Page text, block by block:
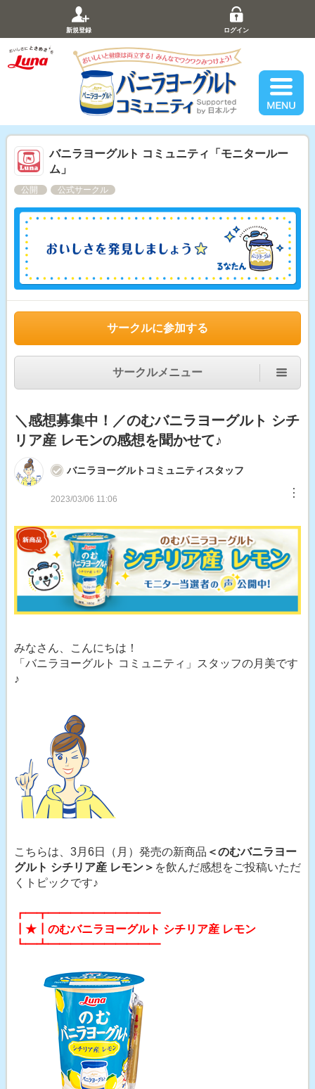
新規登録 ログイン
バニラヨーグルト コミュニティ「モニタールー
ム」
公開 公式サークル
サークルに参加する
サークルメニュー
＼感想募集中！／のむバニラヨーグルト シチ
リア産 レモンの感想を聞かせて♪
バニラヨーグルトコミュニティスタッフ
2023/03/06 11:06 ︙
みなさん、こんにちは！
「バニラヨーグルト コミュニティ」スタッフの月美です
♪
こちらは、3月6日（月）発売の新商品 ＜のむバニラヨー
グルト シチリア産 レモン＞ を飲んだ感想をご投稿いただ
くトピックです♪
┏━┳━━━━━━━━━━
┃★┃ のむバニラヨーグルト シチリア産 レモン
┗━┻━━━━━━━━━━